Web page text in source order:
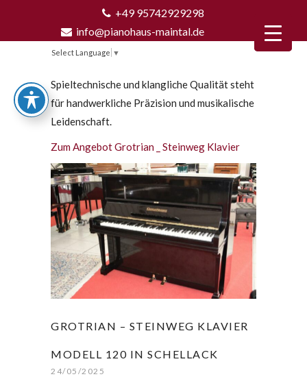
+49 95742929298
info@pianohaus-maintal.de
Select Language ▼
Spieltechnische und klangliche Qualität steht
für handwerkliche Präzision und musikalische
Leidenschaft.
Zum Angebot Grotrian _ Steinweg Klavier
GROTRIAN – STEINWEG KLAVIER
MODELL 120 IN SCHELLACK
24/05/2025